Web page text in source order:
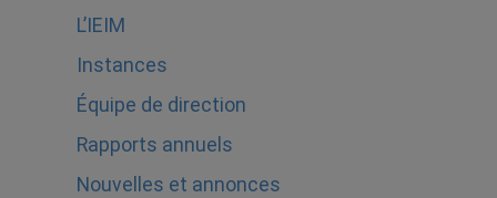
L’IEIM
Instances
Équipe de direction
Rapports annuels
Nouvelles et annonces